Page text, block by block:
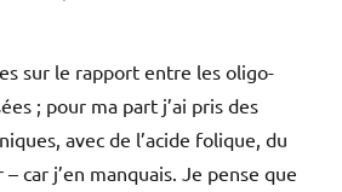
sur le rapport entre les oligo-
; pour ma part j’ai pris des
avec de l’acide folique, du
car j’en manquais. Je pense que